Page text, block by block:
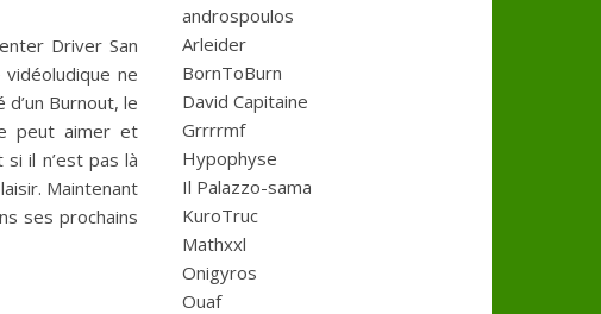
Driver San
ne
Burnout, le
peut aimer et
il n’est pas là
Maintenant
ses prochains
androspoulos
Arleider
BornToBurn
David Capitaine
Grrrrmf
Hypophyse
Il Palazzo-sama
KuroTruc
Mathxxl
Onigyros
Ouaf